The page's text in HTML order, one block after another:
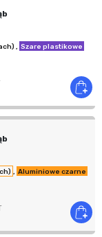
, Szare plastikowe
, Aluminiowe czarne